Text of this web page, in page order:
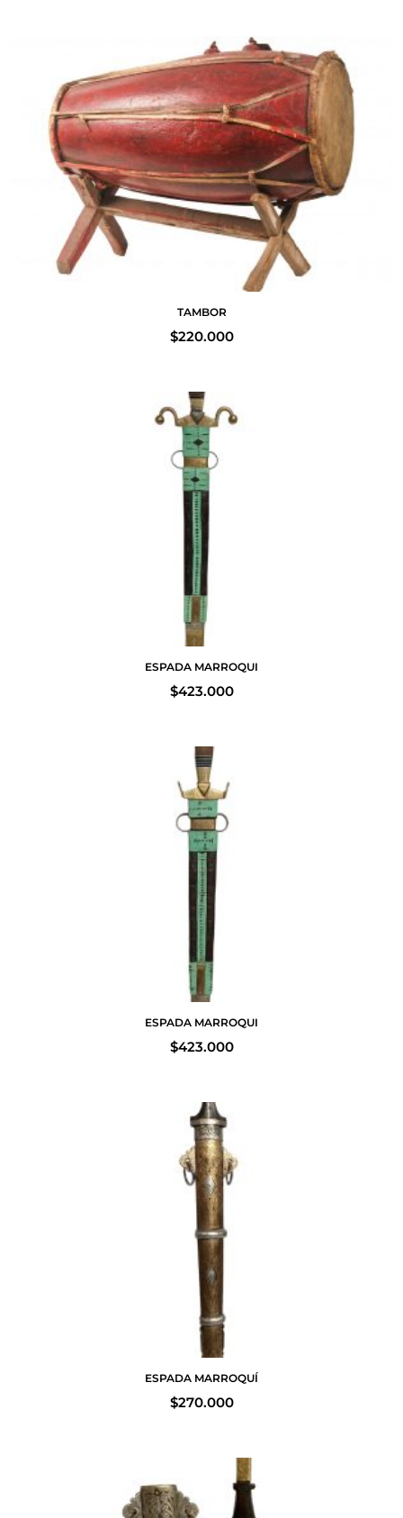
TAMBOR
$220.000
ESPADA MARROQUI
$423.000
ESPADA MARROQUI
$423.000
ESPADA MARROQUÍ
$270.000